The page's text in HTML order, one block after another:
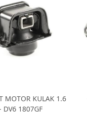
MOTOR KULAK 1.6
HDI - DV6 1807GF